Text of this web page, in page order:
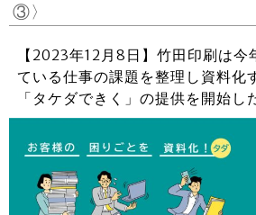
③〉
【2023年12月8日】竹田印刷は今
ている仕事の課題を整理し資料化
「タケダできく」の提供を開始し